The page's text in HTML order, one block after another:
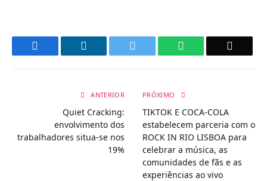
WhatsApp
ANTERIOR
Quiet Cracking:
envolvimento dos
trabalhadores situa-se nos
19%
PRÓXIMO
TIKTOK E COCA-COLA
estabelecem parceria com o
ROCK IN RIO LISBOA para
celebrar a música, as
comunidades de fãs e as
experiências ao vivo